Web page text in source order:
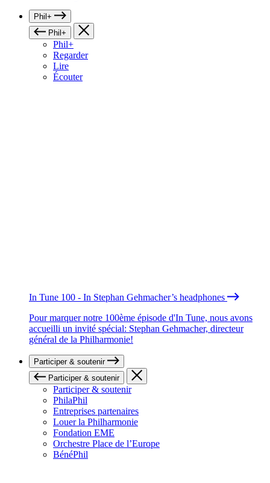
Phil+
Phil+
Phil+
Regarder
Lire
Écouter
In Tune 100 - In Stephan Gehmacher’s headphones
Pour marquer notre 100ème épisode d'In Tune, nous avons
accueilli un invité spécial: Stephan Gehmacher, directeur
général de la Philharmonie!
Participer & soutenir
Participer & soutenir
Participer & soutenir
PhilaPhil
Entreprises partenaires
Louer la Philharmonie
Fondation EME
Orchestre Place de l’Europe
BénéPhil